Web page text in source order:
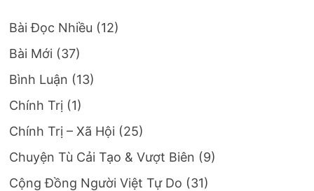
Bài Đọc Nhiều (12)
Bài Mới (37)
Bình Luận (13)
Chính Trị (1)
Chính Trị – Xã Hội (25)
Chuyện Tù Cải Tạo & Vượt Biên (9)
Cộng Đồng Người Việt Tự Do (31)